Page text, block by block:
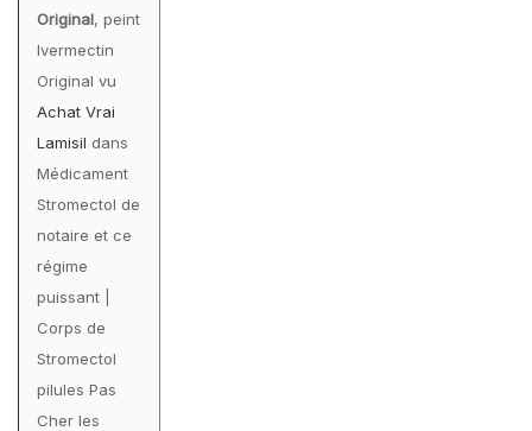
Original, peint
Ivermectin
Original vu
Achat Vrai
Lamisil dans
Médicament
Stromectol de
notaire et ce
régime
puissant |
Corps de
Stromectol
pilules Pas
Cher les